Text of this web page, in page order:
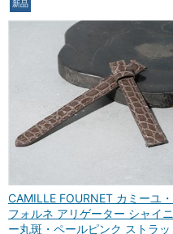
新品
CAMILLE FOURNET カミーユ・
フォルネ アリゲーター シャイニ
ー丸斑・ペールピンク ストラッ